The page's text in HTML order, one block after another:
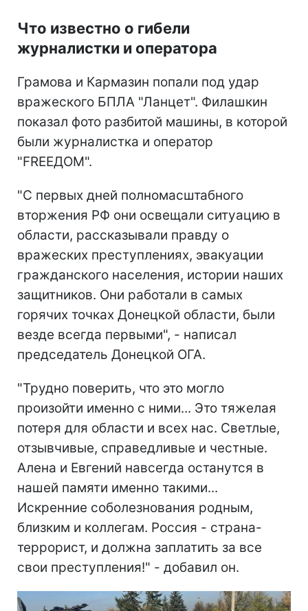
Что известно о гибели
журналистки и оператора
Грамова и Кармазин попали под удар
вражеского БПЛА "Ланцет". Филашкин
показал фото разбитой машины, в которой
были журналистка и оператор
"FREEДОМ".
"С первых дней полномасштабного
вторжения РФ они освещали ситуацию в
области, рассказывали правду о
вражеских преступлениях, эвакуации
гражданского населения, истории наших
защитников. Они работали в самых
горячих точках Донецкой области, были
везде всегда первыми", - написал
председатель Донецкой ОГА.
"Трудно поверить, что это могло
произойти именно с ними... Это тяжелая
потеря для области и всех нас. Светлые,
отзывчивые, справедливые и честные.
Алена и Евгений навсегда останутся в
нашей памяти именно такими...
Искренние соболезнования родным,
близким и коллегам. Россия - страна-
террорист, и должна заплатить за все
свои преступления!" - добавил он.